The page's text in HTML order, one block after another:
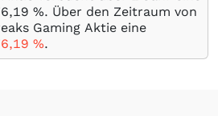
%. Über den Zeitraum von
Gaming Aktie eine
%.